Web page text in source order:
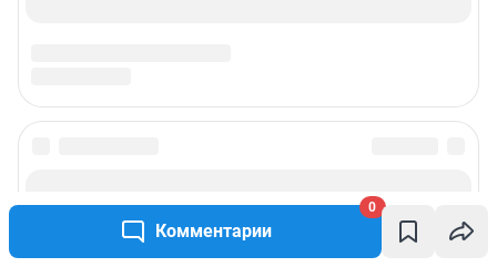
Комментарии
0